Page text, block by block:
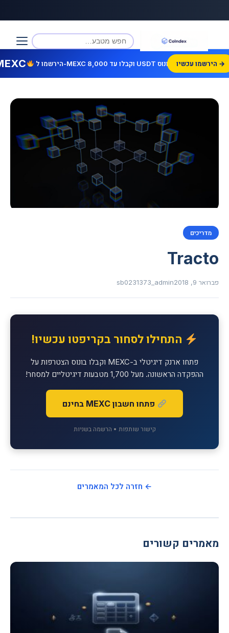
הירשמו עכשיו →
מדריכים
Tracto
פברואר 9, 2018 sb0231373_admin
התחילו לסחור בקריפטו עכשיו!
פתחו ארנק דיגיטלי ב-MEXC וקבלו בונוס הצטרפות על
ההפקדה הראשונה. מעל 1,700 מטבעות דיגיטליים למסחר!
פתחו חשבון MEXC בחינם
קישור שותפות • הרשמה בשניות
← חזרה לכל המאמרים
מאמרים קשורים